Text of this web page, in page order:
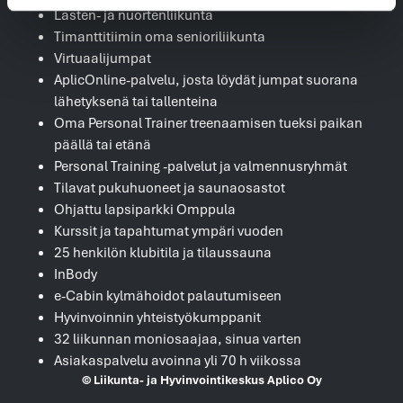
Lasten- ja nuortenliikunta
Timanttitiimin oma senioriliikunta
Virtuaalijumpat
AplicOnline-palvelu, josta löydät jumpat suorana
lähetyksenä tai tallenteina
Oma Personal Trainer treenaamisen tueksi paikan
päällä tai etänä
Personal Training -palvelut ja valmennusryhmät
Tilavat pukuhuoneet ja saunaosastot
Ohjattu lapsiparkki Omppula
Kurssit ja tapahtumat ympäri vuoden
25 henkilön klubitila ja tilaussauna
InBody
e-Cabin kylmähoidot palautumiseen
Hyvinvoinnin yhteistyökumppanit
32 liikunnan moniosaajaa, sinua varten
Asiakaspalvelu avoinna yli 70 h viikossa
© Liikunta- ja Hyvinvointikeskus Aplico Oy